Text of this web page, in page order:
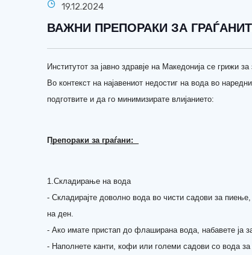
19.12.2024
ВАЖНИ ПРЕПОРАКИ ЗА
Институтот за јавно здравје на Македонија се грижи за
Во контекст на најавениот недостиг на вода во
подготвите и да го минимизирате влијанието:
П͟р͟е͟п͟о͟р͟а͟к͟и͟ ͟з͟а͟ ͟г͟р͟а͟ѓ͟а͟н͟и͟:͟
1.Складирање на вода
- Складирајте доволно вода во чисти садови за
на ден.
- Ако имате пристап до флаширана вода, набавете ја за
- Наполнете канти, кофи или големи садови со вода